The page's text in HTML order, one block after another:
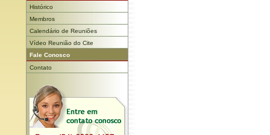
Histórico
Membros
Calendário de Reuniões
Vídeo Reunião do Cite
Fale Conosco
Contato